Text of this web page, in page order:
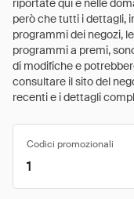
riportate qui e nelle
però che tutti i dettagli,
programmi dei negozi,
programmi a premi,
di modifiche e
consultare il sito del
recenti e i dettagli
Codici promozionali
1